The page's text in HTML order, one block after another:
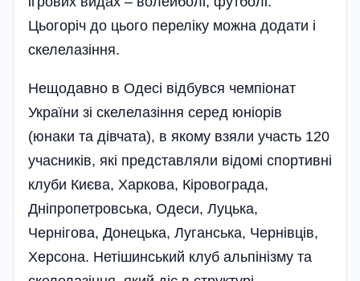
Цьогоріч до цього переліку можна додати і
скелелазіння.
Нещодавно в Одесі відбувся чемпіонат
України зі скелелазіння серед юніорів
(юнаки та дівчата), в якому взяли участь 120
учасників, які представляли відомі спортивні
клуби Києва, Харкова, Кіровограда,
Дніпропетровська, Одеси, Луцька,
Чернігова, Донецька, Луганська, Чернівців,
Херсона. Нетішинський клуб альпінізму та